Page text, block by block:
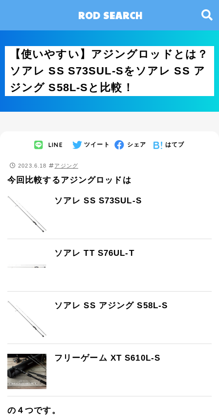
ROD SEARCH
【使いやすい】アジングロッドとは？
ソアレ SS S73SUL-Sをソアレ SS ア
ジング S58L-Sと比較！
LINE ツイート シェア はてブ
2023.6.18 アジング
今回比較するアジングロッドは
ソアレ SS S73SUL-S
ソアレ TT S76UL-T
ソアレ SS アジング S58L-S
フリーゲーム XT S610L-S
の４つです。